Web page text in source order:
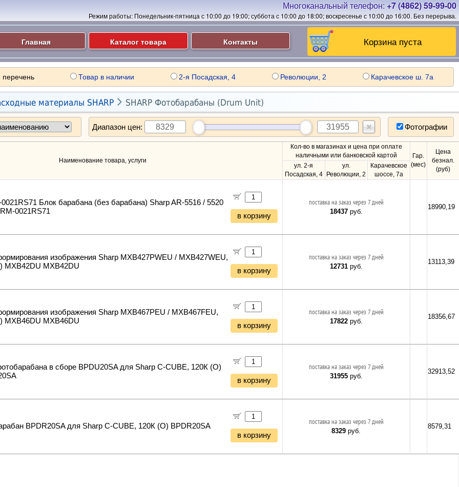
Многоканальный телефон: +7 (4862) 59-99-00
Режим работы: Понедельник-пятница с 10:00 до 19:00; суббота с 10:00 до 18:00; воскресенье с 10:00 до 16:00. Без перерыва.
Корзина пуста
Главная Каталог товара Контакты
Товар в наличии 2-я Посадская, 4 Революции, 2 Карачевское ш. 7а
материалы SHARP  SHARP Фотобарабаны (Drum Unit)
Диапазон цен: Фотографии
Наименование товара, услуги
Кол-во в магазинах и цена при оплате
наличными или банковской картой
Гар.
(мес)
Цена
безнал.
(руб)
ул. 2-я
Посадская, 4
ул.
Революции, 2
Карачевское
шоссе, 7а
Блок барабана (без барабана) Sharp AR-5516 / 5520
0021RS71
в корзину
поставка на заказ через 7 дней
18437руб.
18990,19
изображения Sharp MXB427PWEU / MXB427WEU,
MXB42DU MXB42DU
в корзину
поставка на заказ через 7 дней
12731руб.
13113,39
изображения Sharp MXB467PEU / MXB467FEU,
MXB46DU MXB46DU
в корзину
поставка на заказ через 7 дней
17822руб.
18356,67
в сборе BPDU20SA для Sharp C-CUBE, 120К (O)
в корзину
поставка на заказ через 7 дней
31955руб.
32913,52
BPDR20SA для Sharp C-CUBE, 120К (O) BPDR20SA
в корзину
поставка на заказ через 7 дней
8329 руб.
8579,31